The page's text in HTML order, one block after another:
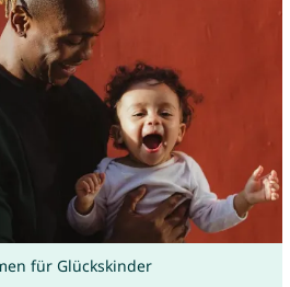
für Glückskinder